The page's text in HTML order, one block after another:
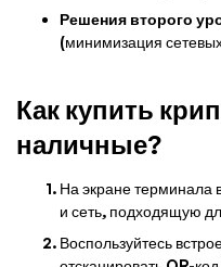
Решения второго
(минимизация
Как купить
наличные?
На экране терминала
и сеть, подходящую
Воспользуйтесь